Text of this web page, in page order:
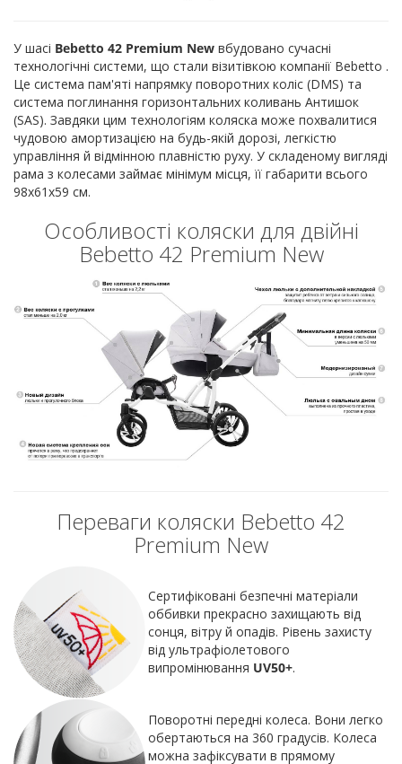
У шасі Bebetto 42 Premium New вбудовано сучасні
технологічні системи, що стали візитівкою компанії Bebetto .
Це система пам'яті напрямку поворотних коліс (DMS) та
система поглинання горизонтальних коливань Антишок
(SAS). Завдяки цим технологіям коляска може похвалитися
чудовою амортизацією на будь-якій дорозі, легкістю
управління й відмінною плавністю руху. У складеному вигляді
рама з колесами займає мінімум місця, її габарити всього
98х61х59 см.
Особливості коляски для двійні
Bebetto 42 Premium New
Переваги коляски Bebetto 42
Premium New
Сертифіковані безпечні матеріали
оббивки прекрасно захищають від
сонця, вітру й опадів. Рівень захисту
від ультрафіолетового
випромінювання UV50+.
Поворотні передні колеса. Вони легко
обертаються на 360 градусів. Колеса
можна зафіксувати в прямому